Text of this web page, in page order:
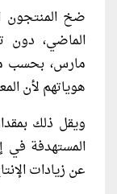
الماضي، دون
مارس، بحسب
هوياتهم لأن
المستهدفة في
عن زيادات